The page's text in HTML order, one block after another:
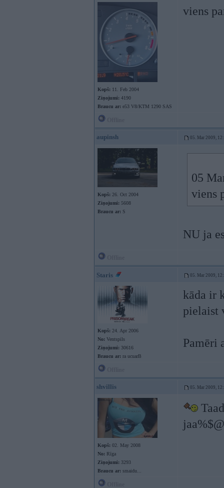
Kopš: 11. Feb 2004
Ziņojumi: 4190
Braucu ar: e53 V8/KTM 1290 SAS
viens
aupinsh 05. Mar 2009,
Kopš: 26. Oct 2004
Ziņojumi: 5608
Braucu ar: S
05
viens
NU ja
Staris 05. Mar 2009,
Kopš: 24. Apr 2006
No: Ventspils
Ziņojumi: 30616
Braucu ar: ra ucuarB
kāda ir
pielaist
Pamēri
shvillis 05. Mar 2009,
Kopš: 02. May 2008
No: Rīga
Ziņojumi: 3293
Braucu ar: smaidu...